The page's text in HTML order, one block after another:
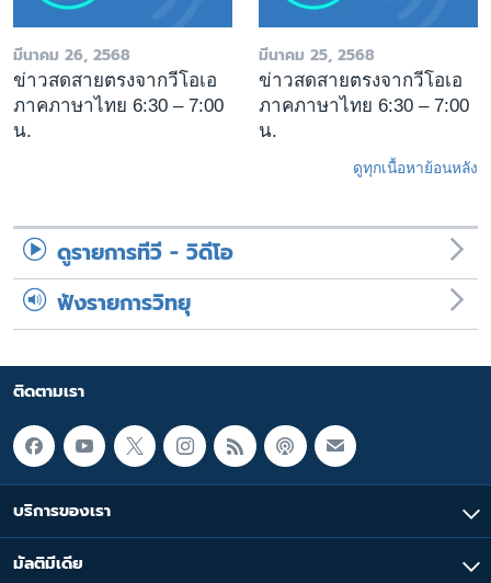
มีนาคม 26, 2568
ข่าวสดสายตรงจากวีโอเอ
ภาคภาษาไทย 6:30 – 7:00
น.
มีนาคม 25, 2568
ข่าวสดสายตรงจากวีโอเอ
ภาคภาษาไทย 6:30 – 7:00
น.
ดูทุกเนื้อหาย้อนหลัง
ดูรายการทีวี - วิดีโอ
ฟังรายการวิทยุ
ติดตามเรา
บริการของเรา
มัลติมีเดีย